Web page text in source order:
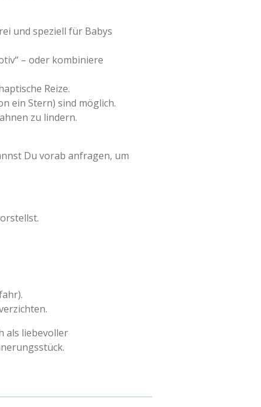
und speziell für Babys
– oder kombiniere
Reize.
ein Stern) sind möglich.
zu lindern.
Du vorab anfragen, um
als liebevoller